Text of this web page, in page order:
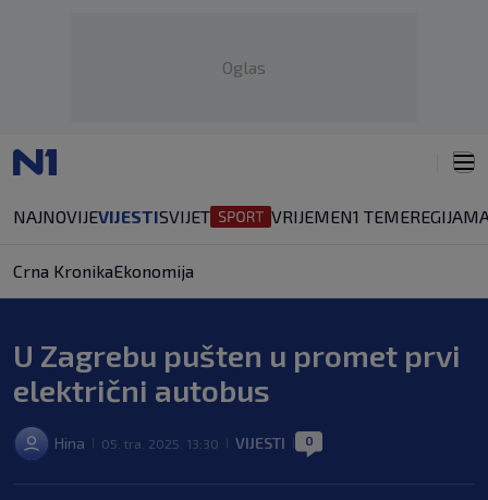
Oglas
NAJNOVIJEVIJESTISVIJET VRIJEMEN1 TEMEREGIJA
Crna KronikaEkonomija
U Zagrebu pušten u promet prvi
električni autobus
Hina 05. tra. 2025. 13:30 VIJESTI 0